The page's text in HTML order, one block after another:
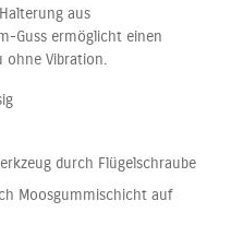
aus
Guss ermöglicht einen
ohne Vibration.
durch Flügelschraube
Moosgummischicht auf